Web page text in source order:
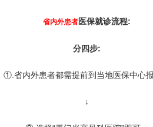
省内外患者医保就诊流程:
分四步:
①.省内外患者都需提前到当地医保中心
↓